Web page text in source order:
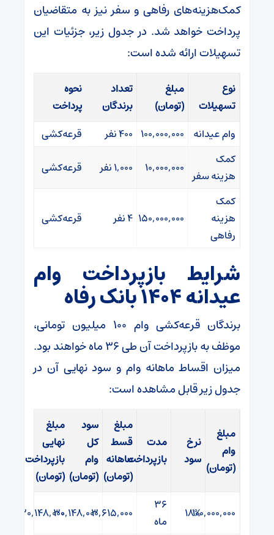
کمک‌هزینه‌های رفاهی و سفر نیز به متقاضیان
پرداخت خواهد شد. در جدول زیر، جزئیات این
تسهیلات ارائه شده است:
نوع
تسهیلات
مبلغ
(تومان)
تعداد
برندگان
نحوه
پرداخت
وام عیدانه
۱۰۰,۰۰۰,۰۰۰ ۴۰۰ نفر
قرعه‌کشی
کمک
هزینه سفر ۱۰,۰۰۰,۰۰۰ ۱,۰۰۰ نفر
قرعه‌کشی
کمک
هزینه
رفاهی
۱۵۰,۰۰۰,۰۰۰ ۴ نفر قرعه‌کشی
شرایط بازپرداخت وام
عیدانه ۱۴۰۴ بانک رفاه
برندگان قرعه‌کشی وام ۱۰۰ میلیون تومانی،
موظف به بازپرداخت آن طی ۳۶ ماه خواهند بود.
میزان اقساط ماهانه وام و سود نهایی آن در
جدول زیر قابل مشاهده است:
مبلغ
وام
(تومان)
نرخ
سود
مدت
بازپرداخت
مبلغ
قسط
ماهانه
(تومان)
سود
کل
وام
(تومان)
مبلغ
نهایی
بازپرداخت
(تومان)
۱۰۰,۰۰۰,۰۰۰
۱۸%
۳۶
ماه
۳,۶۱۵,۰۰۰۳۰,۱۴۸,۰۰۰۱۳۰,۱۴۸,۰۰۰